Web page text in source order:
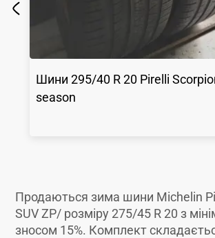
Шини295/40 R 20 Pirelli
season
Продаються зима шини Michelin
SUV ZP/ розміру 275/45 R 20 з
зносом 15%. Комплект